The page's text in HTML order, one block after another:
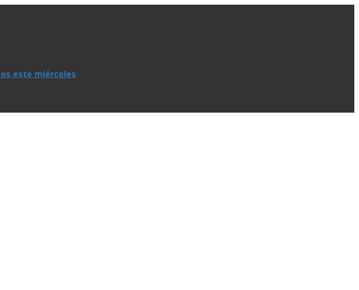
este miércoles